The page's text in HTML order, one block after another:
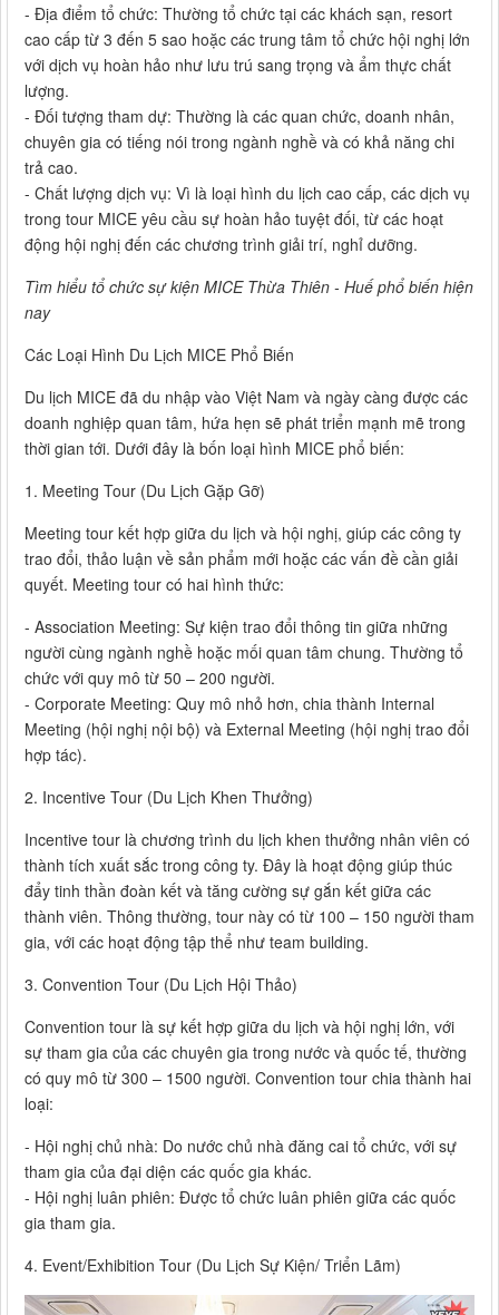
- Địa điểm tổ chức: Thường tổ chức tại các khách sạn, resort
cao cấp từ 3 đến 5 sao hoặc các trung tâm tổ chức hội nghị lớn
với dịch vụ hoàn hảo như lưu trú sang trọng và ẩm thực chất
lượng.
- Đối tượng tham dự: Thường là các quan chức, doanh nhân,
chuyên gia có tiếng nói trong ngành nghề và có khả năng chi
trả cao.
- Chất lượng dịch vụ: Vì là loại hình du lịch cao cấp, các dịch vụ
trong tour MICE yêu cầu sự hoàn hảo tuyệt đối, từ các hoạt
động hội nghị đến các chương trình giải trí, nghỉ dưỡng.
Tìm hiểu tổ chức sự kiện MICE Thừa Thiên - Huế phổ biến hiện
nay
Các Loại Hình Du Lịch MICE Phổ Biến
Du lịch MICE đã du nhập vào Việt Nam và ngày càng được các
doanh nghiệp quan tâm, hứa hẹn sẽ phát triển mạnh mẽ trong
thời gian tới. Dưới đây là bốn loại hình MICE phổ biến:
1. Meeting Tour (Du Lịch Gặp Gỡ)
Meeting tour kết hợp giữa du lịch và hội nghị, giúp các công ty
trao đổi, thảo luận về sản phẩm mới hoặc các vấn đề cần giải
quyết. Meeting tour có hai hình thức:
- Association Meeting: Sự kiện trao đổi thông tin giữa những
người cùng ngành nghề hoặc mối quan tâm chung. Thường tổ
chức với quy mô từ 50 – 200 người.
- Corporate Meeting: Quy mô nhỏ hơn, chia thành Internal
Meeting (hội nghị nội bộ) và External Meeting (hội nghị trao đổi
hợp tác).
2. Incentive Tour (Du Lịch Khen Thưởng)
Incentive tour là chương trình du lịch khen thưởng nhân viên có
thành tích xuất sắc trong công ty. Đây là hoạt động giúp thúc
đẩy tinh thần đoàn kết và tăng cường sự gắn kết giữa các
thành viên. Thông thường, tour này có từ 100 – 150 người tham
gia, với các hoạt động tập thể như team building.
3. Convention Tour (Du Lịch Hội Thảo)
Convention tour là sự kết hợp giữa du lịch và hội nghị lớn, với
sự tham gia của các chuyên gia trong nước và quốc tế, thường
có quy mô từ 300 – 1500 người. Convention tour chia thành hai
loại:
- Hội nghị chủ nhà: Do nước chủ nhà đăng cai tổ chức, với sự
tham gia của đại diện các quốc gia khác.
- Hội nghị luân phiên: Được tổ chức luân phiên giữa các quốc
gia tham gia.
4. Event/Exhibition Tour (Du Lịch Sự Kiện/ Triển Lãm)